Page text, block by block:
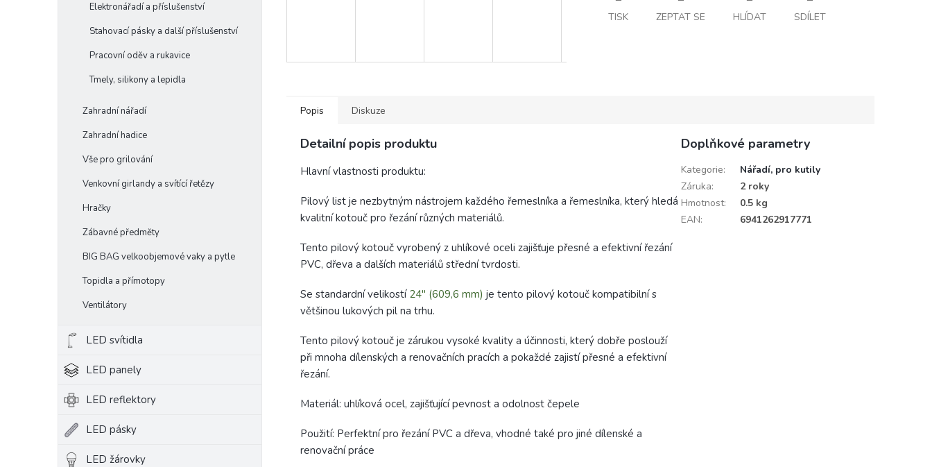
Elektronářadí a příslušenství
Stahovací pásky a další příslušenství
Pracovní oděv a rukavice
Tmely, silikony a lepidla
Zahradní nářadí
Zahradní hadice
Vše pro grilování
Venkovní girlandy a svítící řetězy
Hračky
Zábavné předměty
BIG BAG velkoobjemové vaky a pytle
Topidla a přímotopy
Ventilátory
LED svítidla
LED panely
LED reflektory
LED pásky
LED žárovky
TISK ZEPTAT SE HLÍDAT SDÍLET
Popis Diskuze
Detailní popis produktu
Hlavní vlastnosti produktu:
Pilový list je nezbytným nástrojem každého řemeslníka a řemeslníka, který hledá
kvalitní kotouč pro řezání různých materiálů.
Tento pilový kotouč vyrobený z uhlíkové oceli zajišťuje přesné a efektivní řezání
PVC, dřeva a dalších materiálů střední tvrdosti.
Se standardní velikostí 24" (609,6 mm) je tento pilový kotouč kompatibilní s
většinou lukových pil na trhu.
Tento pilový kotouč je zárukou vysoké kvality a účinnosti, který dobře poslouží
při mnoha dílenských a renovačních pracích a pokaždé zajistí přesné a efektivní
řezání.
Materiál: uhlíková ocel, zajišťující pevnost a odolnost čepele
Použití: Perfektní pro řezání PVC a dřeva, vhodné také pro jiné dílenské a
renovační práce
Doplňkové parametry
Kategorie:
Nářadí, pro kutily
Záruka:
2 roky
Hmotnost:
0.5 kg
EAN: 6941262917771